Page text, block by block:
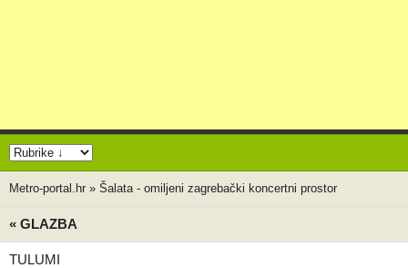
Metro-portal.hr » Šalata - omiljeni zagrebački koncertni prostor
« GLAZBA
TULUMI